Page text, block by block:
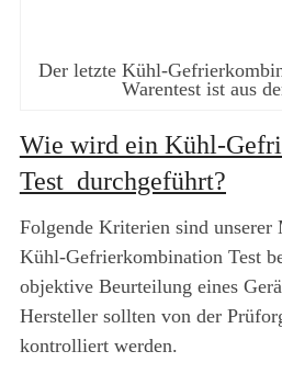
Der letzte Kühl-
Warentest ist aus
Wie wird ein Kühl-
Test durchgeführt?
Folgende Kriterien sind unserer
Kühl-Gefrierkombination Test
objektive Beurteilung eines
Hersteller sollten von der
kontrolliert werden.